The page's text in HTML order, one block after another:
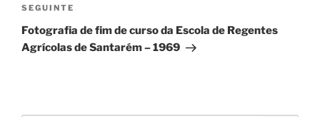
Conteúdo
seguinte
SEGUINTE
Fotografia de fim de curso da Escola de Regentes
Agrícolas de Santarém – 1969